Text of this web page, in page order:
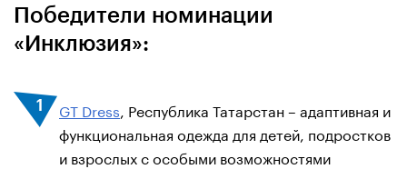
Победители номинации
«Инклюзия»:
GT Dress , Республика Татарстан – адаптивная и
функциональная одежда для детей, подростков
и взрослых с особыми возможностями